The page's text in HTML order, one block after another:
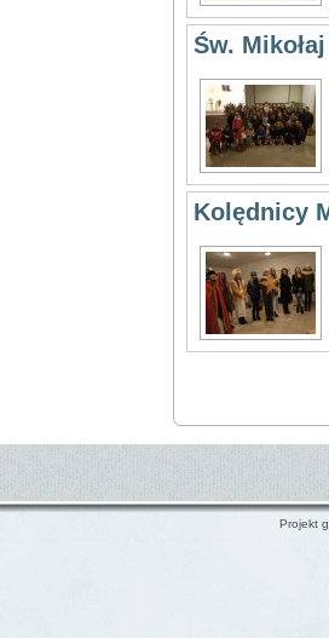
Św.
Kolędnicy
Projekt